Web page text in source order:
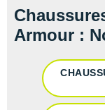
Armour :